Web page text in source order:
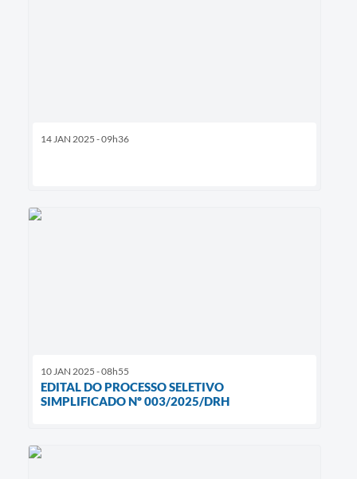
14 JAN 2025 - 09h36
10 JAN 2025 - 08h55
EDITAL DO PROCESSO SELETIVO
SIMPLIFICADO Nº 003/2025/DRH